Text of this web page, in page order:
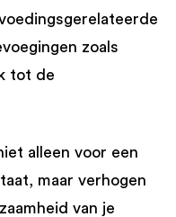
zoals
tot de
alleen voor een
maar verhogen
van je